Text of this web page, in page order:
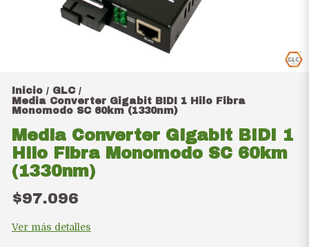
Inicio / GLC /
Media Converter Gigabit BIDI 1 Hilo Fibra
Monomodo SC 60km (1330nm)
Media Converter Gigabit BIDI 1
Hilo Fibra Monomodo SC 60km
(1330nm)
$97.096
Ver más detalles